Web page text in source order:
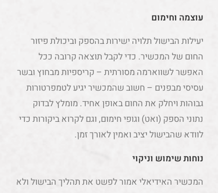
עוצמה וחימום
יעילות הבישול תלויה ישירות בהספק וביכולת פיזור
החום של המכשיר. כדי לקבל תוצאה קרובה ככל
האפשר לשווארמה מסורתית – קריספיות מבחוץ ובשר
עסיסי מבפנים – חשוב שהמכשיר יגיע לטמפרטורות
גבוהות ויחלק את החום באופן אחיד. מומלץ לבדוק
נתוני הספק (ואט) וגופי חימום, וגם לקרוא ביקורות כדי
לוודא שהבישול יציב ואמין לאורך זמן.
נוחות שימוש וניקוי
המכשיר האידיאלי אמור לפשט את תהליך הבישול ולא